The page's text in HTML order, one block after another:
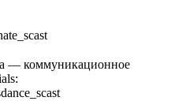
— коммуникационное